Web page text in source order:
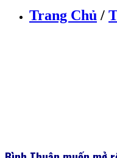
Trang Chủ /